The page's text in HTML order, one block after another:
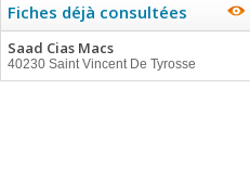
Fiches déjà consultées
Saad Cias Macs
40230 Saint Vincent De Tyrosse